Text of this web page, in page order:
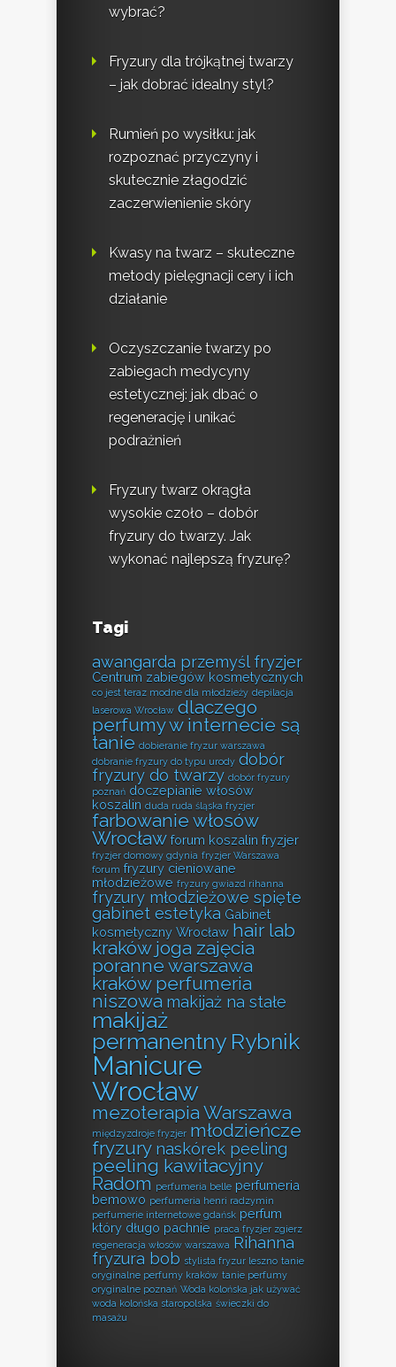
wybrać?
Fryzury dla trójkątnej twarzy
– jak dobrać idealny styl?
Rumień po wysiłku: jak
rozpoznać przyczyny i
skutecznie złagodzić
zaczerwienienie skóry
Kwasy na twarz – skuteczne
metody pielęgnacji cery i ich
działanie
Oczyszczanie twarzy po
zabiegach medycyny
estetycznej: jak dbać o
regenerację i unikać
podrażnień
Fryzury twarz okrągła
wysokie czoło – dobór
fryzury do twarzy. Jak
wykonać najlepszą fryzurę?
Tagi
awangarda przemyśl fryzjer
Centrum zabiegów kosmetycznych
co jest teraz modne dla młodzieży depilacja
laserowa Wrocław dlaczego
perfumy w internecie są
tanie dobieranie fryzur warszawa
dobranie fryzury do typu urody dobór
fryzury do twarzy dobór fryzury
poznań doczepianie włosów
koszalin duda ruda śląska fryzjer
farbowanie włosów
Wrocław forum koszalin fryzjer
fryzjer domowy gdynia fryzjer Warszawa
forum fryzury cieniowane
młodzieżowe fryzury gwiazd rihanna
fryzury młodzieżowe spięte
gabinet estetyka Gabinet
kosmetyczny Wrocław hair lab
kraków joga zajęcia
poranne warszawa
kraków perfumeria
niszowa makijaż na stałe
makijaż
permanentny Rybnik
Manicure
Wrocław
mezoterapia Warszawa
międzyzdroje fryzjer młodzieńcze
fryzury naskórek peeling
peeling kawitacyjny
Radom perfumeria belle perfumeria
bemowo perfumeria henri radzymin
perfumerie internetowe gdańsk perfum
który długo pachnie praca fryzjer zgierz
regeneracja włosów warszawa Rihanna
fryzura bob stylista fryzur leszno tanie
oryginalne perfumy kraków tanie perfumy
oryginalne poznań Woda kolońska jak używać
woda kolońska staropolska świeczki do
masażu